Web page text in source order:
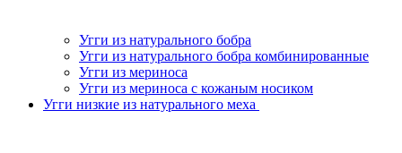
Угги из натурального бобра
Угги из натурального бобра комбинированные
Угги из мериноса
Угги из мериноса с кожаным носиком
Угги низкие из натурального меха